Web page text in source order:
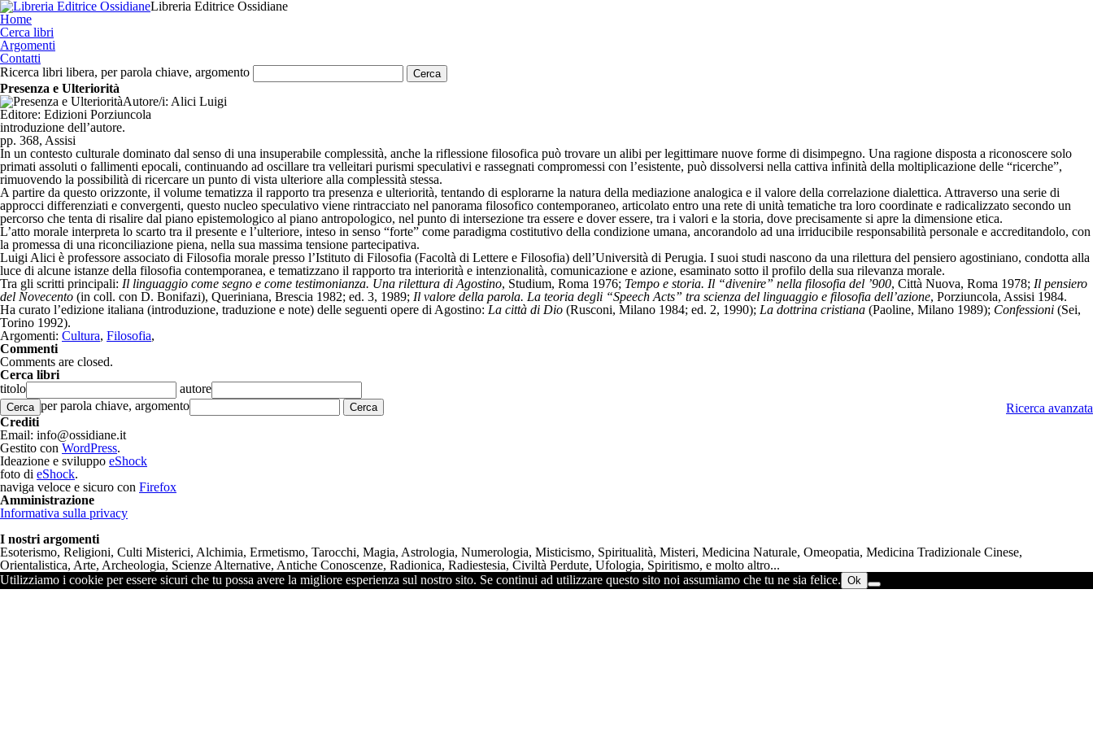
Libreria Editrice Ossidiane
Home
Cerca libri
Argomenti
Contatti
Ricerca libri libera, per parola chiave, argomento
Presenza e Ulteriorità
Autore/i: Alici Luigi
Editore: Edizioni Porziuncola
introduzione dell’autore.
pp. 368, Assisi
In un contesto culturale dominato dal senso di una insuperabile complessità, anche la riflessione filosofica può trovare un alibi per legittimare nuove forme di disimpegno. Una ragione disposta a riconoscere solo
primati assoluti o fallimenti epocali, continuando ad oscillare tra velleitari purismi speculativi e rassegnati compromessi con l’esistente, può dissolversi nella cattiva infinità della moltiplicazione delle “ricerche”,
rimuovendo la possibilità di ricercare un punto di vista ulteriore alla complessità stessa.
A partire da questo orizzonte, il volume tematizza il rapporto tra presenza e ulteriorità, tentando di esplorarne la natura della mediazione analogica e il valore della correlazione dialettica. Attraverso una serie di
approcci differenziati e convergenti, questo nucleo speculativo viene rintracciato nel panorama filosofico contemporaneo, articolato entro una rete di unità tematiche tra loro coordinate e radicalizzato secondo un
percorso che tenta di risalire dal piano epistemologico al piano antropologico, nel punto di intersezione tra essere e dover essere, tra i valori e la storia, dove precisamente si apre la dimensione etica.
L’atto morale interpreta lo scarto tra il presente e l’ulteriore, inteso in senso “forte” come paradigma costitutivo della condizione umana, ancorandolo ad una irriducibile responsabilità personale e accreditandolo, con
la promessa di una riconciliazione piena, nella sua massima tensione partecipativa.
Luigi Alici è professore associato di Filosofia morale presso l’Istituto di Filosofia (Facoltà di Lettere e Filosofia) dell’Università di Perugia. I suoi studi nascono da una rilettura del pensiero agostiniano, condotta alla
luce di alcune istanze della filosofia contemporanea, e tematizzano il rapporto tra interiorità e intenzionalità, comunicazione e azione, esaminato sotto il profilo della sua rilevanza morale.
Tra gli scritti principali: Il linguaggio come segno e come testimonianza. Una rilettura di Agostino, Studium, Roma 1976; Tempo e storia. Il “divenire” nella filosofia del ’900, Città Nuova, Roma 1978; Il pensiero
del Novecento (in coll. con D. Bonifazi), Queriniana, Brescia 1982; ed. 3, 1989; Il valore della parola. La teoria degli “Speech Acts” tra scienza del linguaggio e filosofia dell’azione, Porziuncola, Assisi 1984.
Ha curato l’edizione italiana (introduzione, traduzione e note) delle seguenti opere di Agostino: La città di Dio (Rusconi, Milano 1984; ed. 2, 1990); La dottrina cristiana (Paoline, Milano 1989); Confessioni (Sei,
Torino 1992).
Argomenti: Cultura, Filosofia,
Commenti
Comments are closed.
Cerca libri
titolo
autore
Cerca Ricerca avanzata
per parola chiave, argomento
Crediti
Email: info@ossidiane.it
Gestito con WordPress.
Ideazione e sviluppo eShock
foto di eShock.
naviga veloce e sicuro con Firefox
Amministrazione
Informativa sulla privacy
I nostri argomenti
Esoterismo, Religioni, Culti Misterici, Alchimia, Ermetismo, Tarocchi, Magia, Astrologia, Numerologia, Misticismo, Spiritualità, Misteri, Medicina Naturale, Omeopatia, Medicina Tradizionale Cinese,
Orientalistica, Arte, Archeologia, Scienze Alternative, Antiche Conoscenze, Radionica, Radiestesia, Civiltà Perdute, Ufologia, Spiritismo, e molto altro...
Utilizziamo i cookie per essere sicuri che tu possa avere la migliore esperienza sul nostro sito. Se continui ad utilizzare questo sito noi assumiamo che tu ne sia felice. Ok